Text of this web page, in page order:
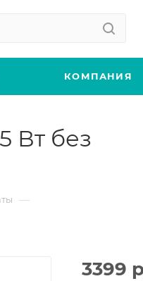
КОМПАНИЯ
Вт без
—
3399